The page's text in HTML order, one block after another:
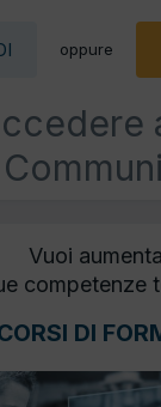
oppure
Vuoi
competenze
DI